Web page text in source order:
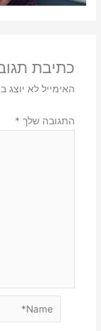
כתיבת
האימייל לא יוצג
התגובה שלך *